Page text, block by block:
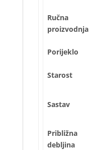
Ručna
proizvodnja
Porijeklo
Starost
Sastav
Približna
debljina